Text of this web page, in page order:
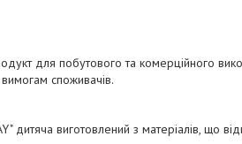
для побутового та комерційного
вимогам споживачів.
дитяча виготовлений з матеріалів, що